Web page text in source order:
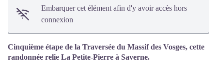
Embarquer cet élément afin d'y avoir accès hors
connexion
Cinquième étape de la Traversée du Massif des Vosges, cette
randonnée relie La Petite-Pierre à Saverne.